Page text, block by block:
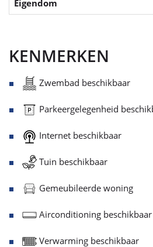
Eigendom
KENMERKEN
Zwembad beschikbaar
Parkeergelegenheid
Internet beschikbaar
Tuin beschikbaar
Gemeubileerde woning
Airconditioning beschikbaar
Verwarming beschikbaar